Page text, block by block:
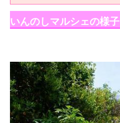
いんのしマルシェの様子